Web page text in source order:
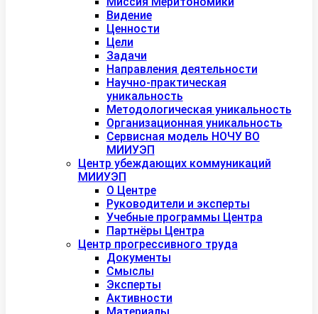
Видение
Ценности
Цели
Задачи
Направления деятельности
Научно-практическая
уникальность
Методологическая уникальность
Организационная уникальность
Сервисная модель НОЧУ ВО
МИИУЭП
Центр убеждающих коммуникаций
МИИУЭП
О Центре
Руководители и эксперты
Учебные программы Центра
Партнёры Центра
Центр прогрессивного труда
Документы
Смыслы
Эксперты
Активности